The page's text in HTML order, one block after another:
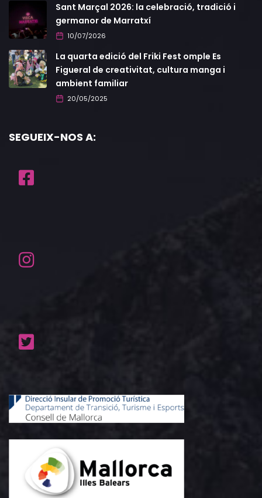
Sant Marçal 2026: la celebració, tradició i
germanor de Marratxí
10/07/2026
La quarta edició del Friki Fest omple Es
Figueral de creativitat, cultura manga i
ambient familiar
20/05/2025
SEGUEIX-NOS A: